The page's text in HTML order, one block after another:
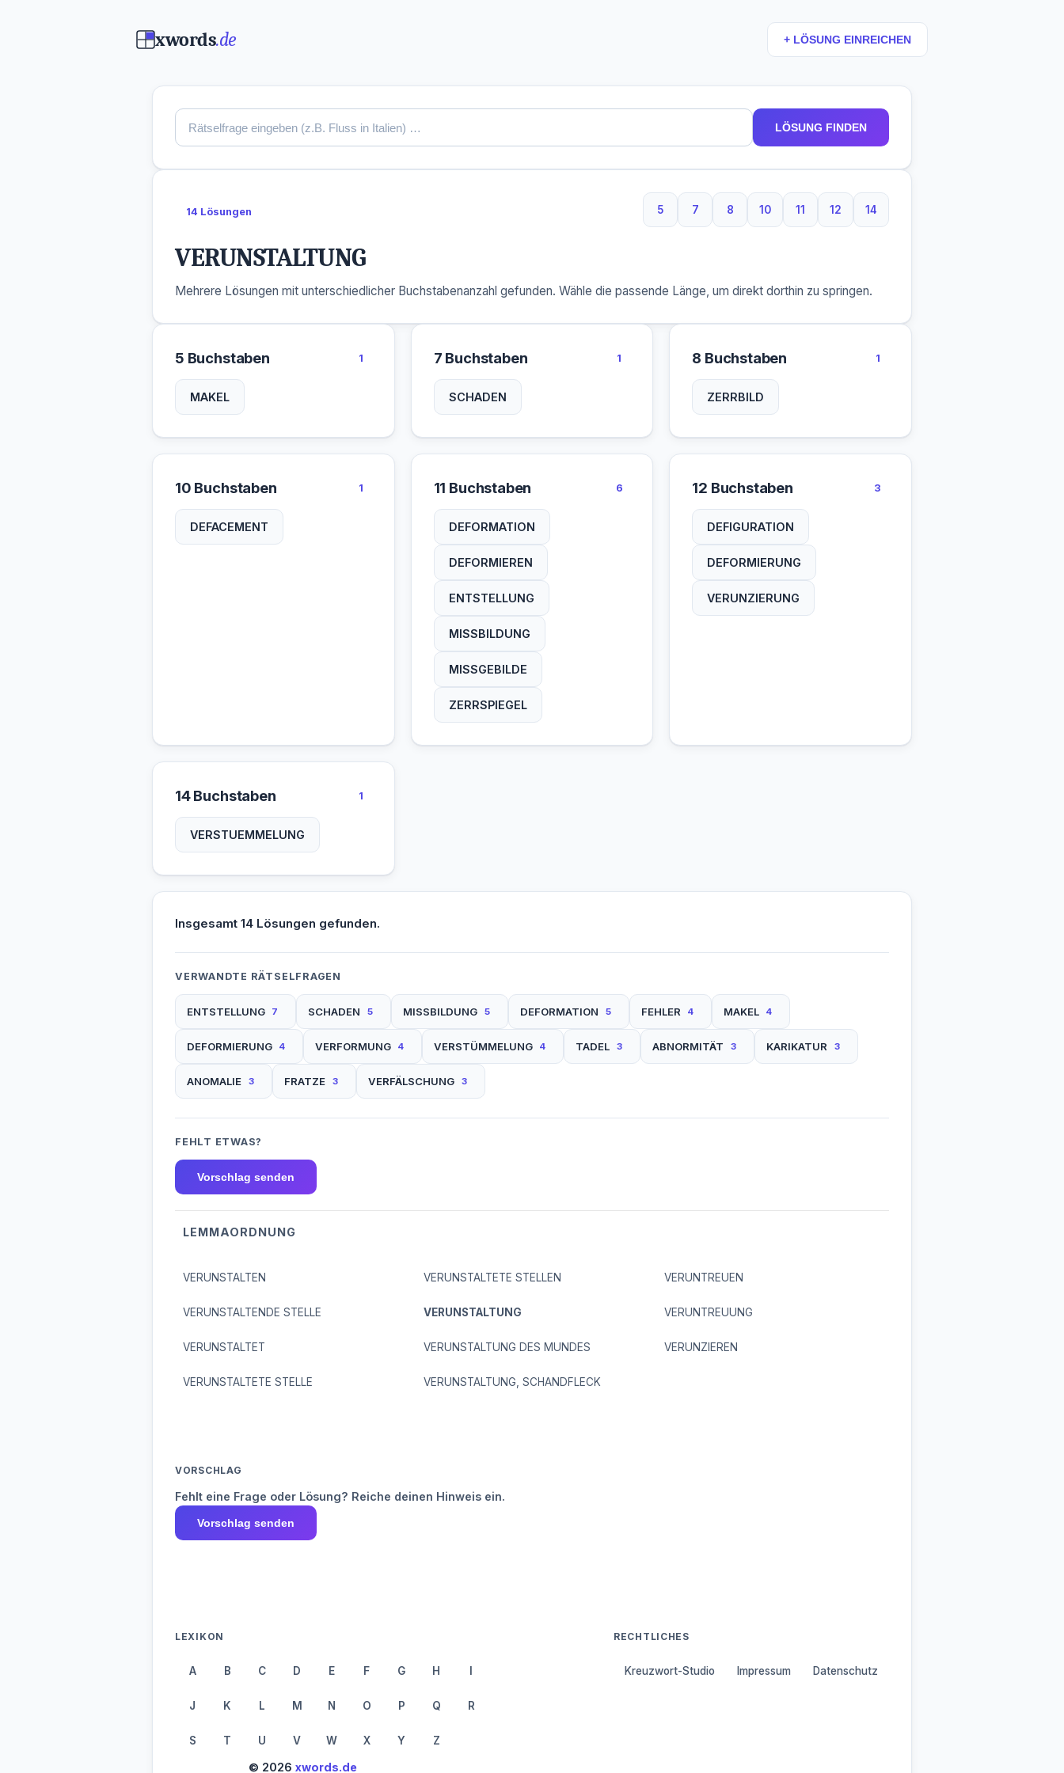
xwords.de + LÖSUNG EINREICHEN
LÖSUNG FINDEN
14 Lösungen 5
5 Buchstaben
7
7 Buchstaben
8
8 Buchstaben
10
10 Buchstaben
11
11 Buchstaben
12
12 Buchstaben
14
14 Buchstaben
VERUNSTALTUNG
Mehrere Lösungen mit unterschiedlicher Buchstabenanzahl gefunden. Wähle die passende Länge, um direkt dorthin zu springen.
5 Buchstaben 1
MAKEL
7 Buchstaben 1
SCHADEN
8 Buchstaben 1
ZERRBILD
10 Buchstaben 1
DEFACEMENT
11 Buchstaben 6
DEFORMATION
DEFORMIEREN
ENTSTELLUNG
MISSBILDUNG
MISSGEBILDE
ZERRSPIEGEL
12 Buchstaben 3
DEFIGURATION
DEFORMIERUNG
VERUNZIERUNG
14 Buchstaben 1
VERSTUEMMELUNG
Insgesamt 14 Lösungen gefunden.
VERWANDTE RÄTSELFRAGEN
ENTSTELLUNG 7 SCHADEN 5 MISSBILDUNG 5 DEFORMATION 5 FEHLER 4 MAKEL 4
DEFORMIERUNG 4 VERFORMUNG 4 VERSTÜMMELUNG 4 TADEL 3 ABNORMITÄT 3 KARIKATUR 3
ANOMALIE 3 FRATZE 3 VERFÄLSCHUNG 3
FEHLT ETWAS?
Vorschlag senden
LEMMAORDNUNG
VERUNSTALTEN
VERUNSTALTENDE STELLE
VERUNSTALTET
VERUNSTALTETE STELLE
VERUNSTALTETE STELLEN
VERUNSTALTUNG
VERUNSTALTUNG DES MUNDES
VERUNSTALTUNG, SCHANDFLECK
VERUNTREUEN
VERUNTREUUNG
VERUNZIEREN
VORSCHLAG
Fehlt eine Frage oder Lösung? Reiche deinen Hinweis ein.
Vorschlag senden
LEXIKON
A B C D E F G H I
J K L M N O P Q R
S T U V W X Y Z
RECHTLICHES
Kreuzwort-Studio Impressum Datenschutz
© 2026 xwords.de